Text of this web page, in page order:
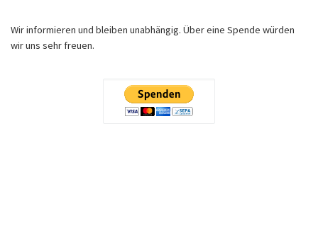
Wir informieren und bleiben unabhängig. Über eine Spende würden
wir uns sehr freuen.